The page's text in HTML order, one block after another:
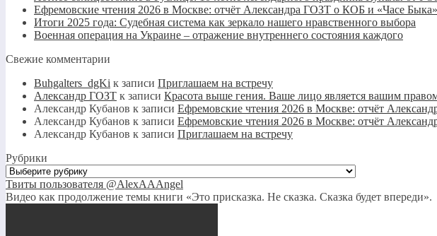
Ефремовские чтения 2026 в Москве: отчёт Александра ГОЗТ о КОБ и «Часе Быка»
Итоги 2025 года: Судебная система как зеркало нашего нравственного выбора
Военная операция на Украине – отражение внутреннего состояния каждого
Свежие комментарии
Buhgalters_dgKi к записи Приглашаем на встречу
Александр ГОЗТ к записи Красота выше гения. Ваше лицо является вашим
Александр Кубанов к записи Ефремовские чтения 2026 в Москве: отчёт
Александр Кубанов к записи Ефремовские чтения 2026 в Москве: отчёт
Александр Кубанов к записи Приглашаем на встречу
Рубрики
Рубрики
Твиты пользователя @AlexAAAngel
Видео как продолжение темы книги «Это присказка. Не сказка. Сказка будет впереди».